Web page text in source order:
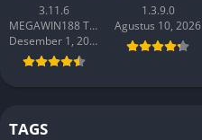
Aplikasi
Terbaru 2026
untuk
(Updated)
3.11.6
MEGAWIN188 TEAM
Desember 1, 2022
Gratis Versi
Terbaru
[Aplikasi
Video Cara]
1.3.9.0
Agustus 10, 2026
TAGS